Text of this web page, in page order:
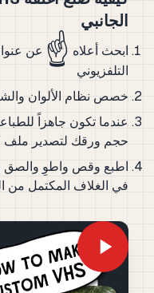
الجانبي
ابحث أعلاه ☝️ عن
التلفزيوني
خصص نظام الألوان
عندما تكون جاهزاً
حجم ورقك لتصدير ملف PDF (موصى به) أو PNG
في الغلاف المكتمل من